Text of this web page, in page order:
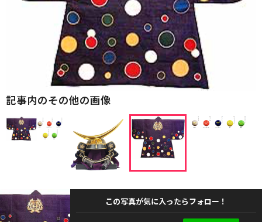
記事内のその他の画像
この写真が気に入ったらフォロー！